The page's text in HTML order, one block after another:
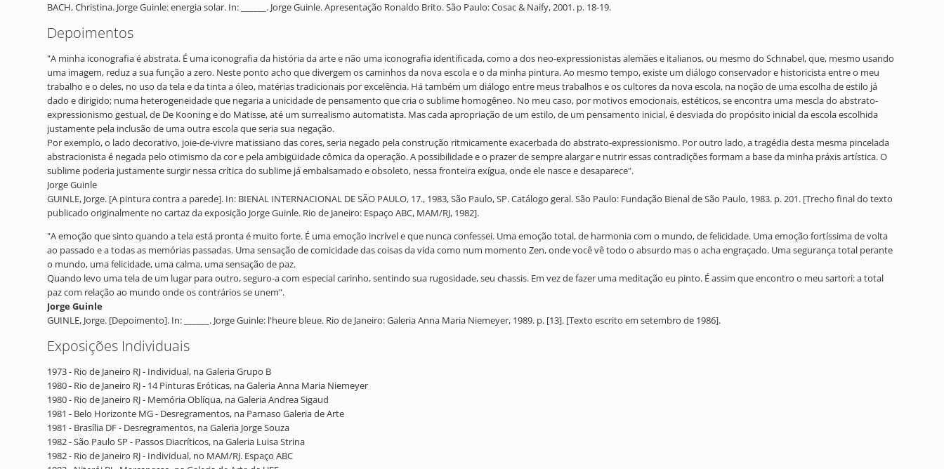
BACH, Christina. Jorge Guinle: energia solar. In: ______. Jorge Guinle. Apresentação Ronaldo Brito. São Paulo: Cosac & Naify, 2001. p. 18-19.
Depoimentos
"A minha iconografia é abstrata. É uma iconografia da história da arte e não uma iconografia identificada, como a dos neo-expressionistas alemães e italianos, ou mesmo do Schnabel, que, mesmo usando
uma imagem, reduz a sua função a zero. Neste ponto acho que divergem os caminhos da nova escola e o da minha pintura. Ao mesmo tempo, existe um diálogo conservador e historicista entre o meu
trabalho e o deles, no uso da tela e da tinta a óleo, matérias tradicionais por excelência. Há também um diálogo entre meus trabalhos e os cultores da nova escola, na noção de uma escolha de estilo já
dado e dirigido; numa heterogeneidade que negaria a unicidade de pensamento que cria o sublime homogêneo. No meu caso, por motivos emocionais, estéticos, se encontra uma mescla do abstrato-
expressionismo gestual, de De Kooning e do Matisse, até um surrealismo automatista. Mas cada apropriação de um estilo, de um pensamento inicial, é desviada do propósito inicial da escola escolhida
justamente pela inclusão de uma outra escola que seria sua negação.
Por exemplo, o lado decorativo, joie-de-vivre matissiano das cores, seria negado pela construção ritmicamente exacerbada do abstrato-expressionismo. Por outro lado, a tragédia desta mesma pincelada
abstracionista é negada pelo otimismo da cor e pela ambigüidade cômica da operação. A possibilidade e o prazer de sempre alargar e nutrir essas contradições formam a base da minha práxis artística. O
sublime poderia justamente surgir nessa crítica do sublime já embalsamado e obsoleto, nessa fronteira exígua, onde ele nasce e desaparece".
Jorge Guinle
GUINLE, Jorge. [A pintura contra a parede]. In: BIENAL INTERNACIONAL DE SÃO PAULO, 17., 1983, São Paulo, SP. Catálogo geral. São Paulo: Fundação Bienal de São Paulo, 1983. p. 201. [Trecho final do texto
publicado originalmente no cartaz da exposição Jorge Guinle. Rio de Janeiro: Espaço ABC, MAM/RJ, 1982].
"A emoção que sinto quando a tela está pronta é muito forte. É uma emoção incrível e que nunca confessei. Uma emoção total, de harmonia com o mundo, de felicidade. Uma emoção fortíssima de volta
ao passado e a todas as memórias passadas. Uma sensação de comicidade das coisas da vida como num momento Zen, onde você vê todo o absurdo mas o acha engraçado. Uma segurança total perante
o mundo, uma felicidade, uma calma, uma sensação de paz.
Quando levo uma tela de um lugar para outro, seguro-a com especial carinho, sentindo sua rugosidade, seu chassis. Em vez de fazer uma meditação eu pinto. É assim que encontro o meu sartori: a total
paz com relação ao mundo onde os contrários se unem".
Jorge Guinle
GUINLE, Jorge. [Depoimento]. In: ______. Jorge Guinle: l'heure bleue. Rio de Janeiro: Galeria Anna Maria Niemeyer, 1989. p. [13]. [Texto escrito em setembro de 1986].
Exposições Individuais
1973 - Rio de Janeiro RJ - Individual, na Galeria Grupo B
1980 - Rio de Janeiro RJ - 14 Pinturas Eróticas, na Galeria Anna Maria Niemeyer
1980 - Rio de Janeiro RJ - Memória Oblíqua, na Galeria Andrea Sigaud
1981 - Belo Horizonte MG - Desregramentos, na Parnaso Galeria de Arte
1981 - Brasília DF - Desregramentos, na Galeria Jorge Souza
1982 - São Paulo SP - Passos Diacríticos, na Galeria Luisa Strina
1982 - Rio de Janeiro RJ - Individual, no MAM/RJ. Espaço ABC